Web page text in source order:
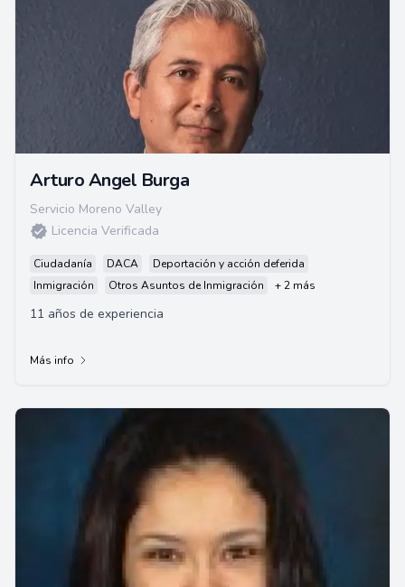
Arturo Angel Burga
Servicio Moreno Valley
Licencia Verificada
Ciudadanía DACA
Deportación y acción deferida
Inmigración
Otros Asuntos de Inmigración + 2 más
11 años de experiencia
Más info